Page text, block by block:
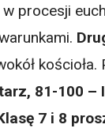
w procesji
81-100 –
7 i 8